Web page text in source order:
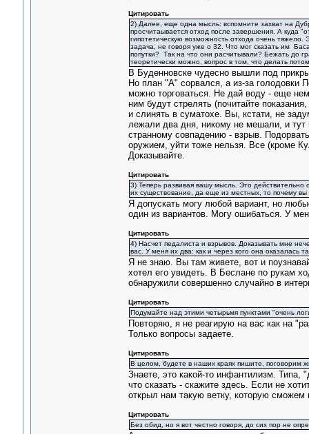
Цитировать
2) Далее, еще одна мысль: вспомните захват на
просчитаывается отход после завершения. А куда
гипотетическую возможность отхода очень тяжело.
задача, не говоря уже о 32. Что мог сказать им
попутки? Так на что они расчитывали? Бежать до
теоретически можно, вопрос в том, что делать
В Буденновске чудесно вышли под
Но план "А" сорвался, а из-за голодовки
можно торговаться. Не дай воду - еще
ним будут стрелять (почитайте
и слинять в суматохе. Вы, кстати, не
лежали два дня, никому не мешали, и тут
странному совпадению - взрыв.
оружием, уйти тоже нельзя. Все (кроме
Доказывайте.
Цитировать
3) Теперь развивая вашу мысль. Это
их существование, да еще из местных, то почему вы
Я допускать могу любой вариант, но
один из вариантов. Могу ошибаться. У
Цитировать
4) Насчет педалиста и взрывов. Доказывать мне
вас. У меня их два: как и через кого она оказалась
Я не знаю. Вы там живете, вот и
хотел его увидеть. В Беслане по рукам
обнаружили совершенно случайно в
Цитировать
Подумайте над этими четырьмя пунктами "очень
Повторяю, я не реагирую на вас как на
Только вопросы задаете.
Цитировать
В целом, будете в наших краях пишите, поговорим
Знаете, это какой-то инфантилизм.
что сказать - скажите здесь. Если не
открыл нам такую ветку, которую
Цитировать
Без обид, но я вот честно говоря, до сих пор не